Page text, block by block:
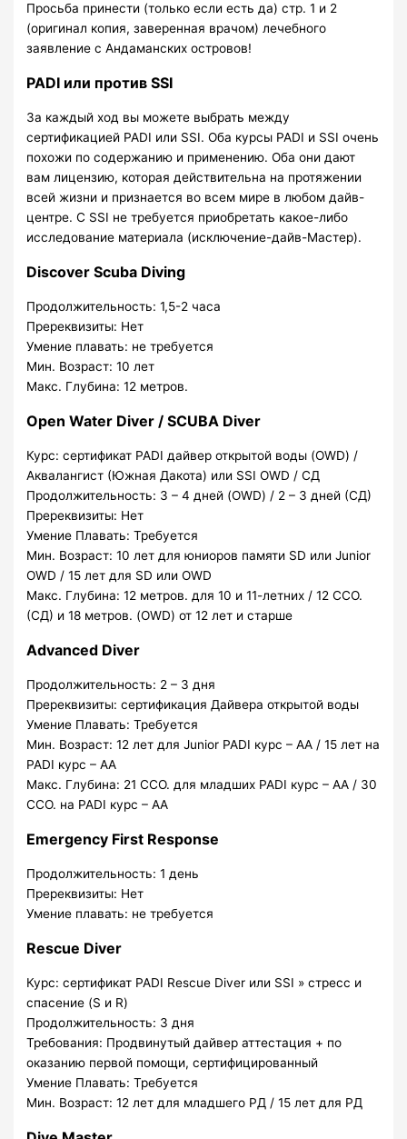
Просьба принести (только если есть да) стр. 1 и 2
(оригинал копия, заверенная врачом) лечебного
заявление с Андаманских островов!
PADI или против SSI
За каждый ход вы можете выбрать между
сертификацией PADI или SSI. Оба курсы PADI и SSI очень
похожи по содержанию и применению. Оба они дают
вам лицензию, которая действительна на протяжении
всей жизни и признается во всем мире в любом дайв-
центре. С SSI не требуется приобретать какое-либо
исследование материала (исключение-дайв-Мастер).
Discover Scuba Diving
Продолжительность: 1,5-2 часа
Пререквизиты: Нет
Умение плавать: не требуется
Мин. Возраст: 10 лет
Макс. Глубина: 12 метров.
Open Water Diver / SCUBA Diver
Курс: сертификат PADI дайвер открытой воды (OWD) /
Аквалангист (Южная Дакота) или SSI OWD / СД
Продолжительность: 3 – 4 дней (OWD) / 2 – 3 дней (СД)
Пререквизиты: Нет
Умение Плавать: Требуется
Мин. Возраст: 10 лет для юниоров памяти SD или Junior
OWD / 15 лет для SD или OWD
Макс. Глубина: 12 метров. для 10 и 11-летних / 12 ССО.
(СД) и 18 метров. (OWD) от 12 лет и старше
Advanced Diver
Продолжительность: 2 – 3 дня
Пререквизиты: сертификация Дайвера открытой воды
Умение Плавать: Требуется
Мин. Возраст: 12 лет для Junior PADI курс – АА / 15 лет на
PADI курс – АА
Макс. Глубина: 21 ССО. для младших PADI курс – АА / 30
ССО. на PADI курс – АА
Emergency First Response
Продолжительность: 1 день
Пререквизиты: Нет
Умение плавать: не требуется
Rescue Diver
Курс: сертификат PADI Rescue Diver или SSI » стресс и
спасение (S и R)
Продолжительность: 3 дня
Требования: Продвинутый дайвер аттестация + по
оказанию первой помощи, сертифицированный
Умение Плавать: Требуется
Мин. Возраст: 12 лет для младшего РД / 15 лет для РД